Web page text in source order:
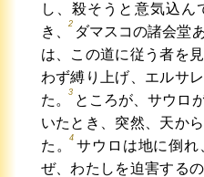
し、殺そうと意気込ん
き、
2
ダマスコの諸会堂
は、この道に従う者を
わず縛り上げ、エルサ
た。
3
ところが、サウロ
いたとき、突然、天か
た。
4
サウロは地に倒れ
ぜ、わたしを迫害する